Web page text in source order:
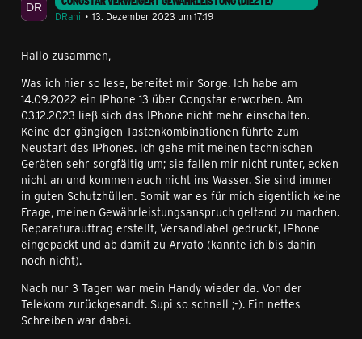
DRani
13. Dezember 2023 um 17:19
Hallo zusammen,
Was ich hier so lese, bereitet mir Sorge. Ich habe am
14.09.2022 ein IPhone 13 über Congstar erworben. Am
03.12.2023 ließ sich das IPhone nicht mehr einschalten.
Keine der gängigen Tastenkombinationen führte zum
Neustart des IPhones. Ich gehe mit meinen technischen
Geräten sehr sorgfältig um; sie fallen mir nicht runter, ecken
nicht an und kommen auch nicht ins Wasser. Sie sind immer
in guten Schutzhüllen. Somit war es für mich eigentlich keine
Frage, meinen Gewährleistungsanspruch geltend zu machen.
Reparaturauftrag erstellt, Versandlabel gedruckt, IPhone
eingepackt und ab damit zu Arvato (kannte ich bis dahin
noch nicht).
Nach nur 3 Tagen war mein Handy wieder da. Von der
Telekom zurückgesandt. Supi so schnell ;-). Ein nettes
Schreiben war dabei.